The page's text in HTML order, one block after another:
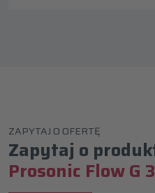
ZAPYTAJ O OFERTĘ
Zapytaj o
Prosonic Flow G